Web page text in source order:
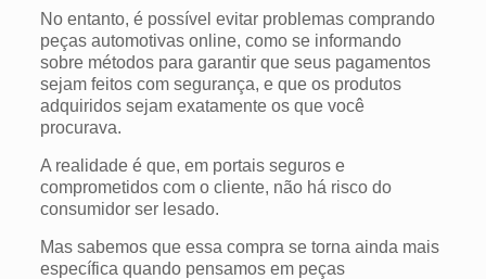
No entanto, é possível evitar problemas comprando
peças automotivas online, como se informando
sobre métodos para garantir que seus pagamentos
sejam feitos com segurança, e que os produtos
adquiridos sejam exatamente os que você
procurava.
A realidade é que, em portais seguros e
comprometidos com o cliente, não há risco do
consumidor ser lesado.
Mas sabemos que essa compra se torna ainda mais
específica quando pensamos em peças